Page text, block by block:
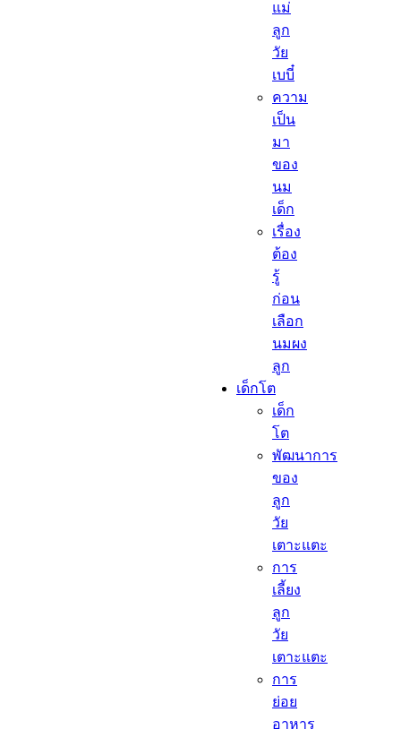
แม่
ลูก
วัย
เบบี๋
ความ
เป็น
มา
ของ
นม
เด็ก
เรื่อง
ต้อง
รู้
ก่อน
เลือก
นมผง
ลูก​
เด็กโต​
เด็ก
โต​
พัฒนาการ
ของ
ลูก
วัย
เตาะแตะ
การ
เลี้ยง
ลูก
วัย
เตาะแตะ
การ
ย่อย
อาหาร